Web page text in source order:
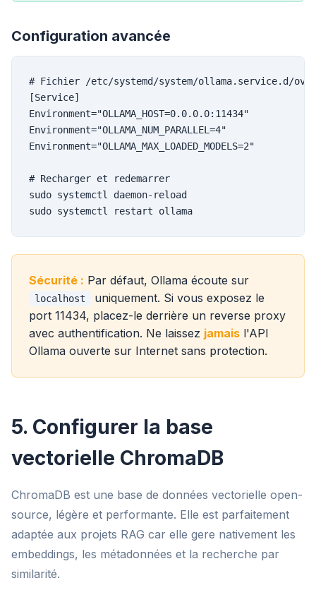
Configuration avancée
# Fichier /etc/systemd/system/ollama.service.d/
[Service]
Environment="OLLAMA_HOST=0.0.0.0:11434"
Environment="OLLAMA_NUM_PARALLEL=4"
Environment="OLLAMA_MAX_LOADED_MODELS=2"
# Recharger et redemarrer
sudo systemctl daemon-reload
sudo systemctl restart ollama
Sécurité : Par défaut, Ollama écoute sur
localhost
uniquement. Si vous exposez le
port 11434, placez-le derrière un reverse proxy
avec authentification. Ne laissez jamais l'API
Ollama ouverte sur Internet sans protection.
5. Configurer la base
vectorielle ChromaDB
ChromaDB est une base de données vectorielle open-
source, légère et performante. Elle est parfaitement
adaptée aux projets RAG car elle gere nativement les
embeddings, les métadonnées et la recherche par
similarité.